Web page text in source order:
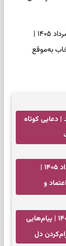
فال سرنوشت امروز چهارشنبه ۱۴ مرداد ۱۴۰۵ |
به‌موقع
| دعایی کوتاه
فال فرشتگان امروز پنجشنبه ۱۵ مرداد ۱۴۰۵ |
و
فال انبیا امروز پنجشنبه ۱۵ مرداد ۱۴۰۵ | پیام‌هایی
دل